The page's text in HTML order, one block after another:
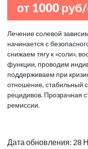
от 1000
Лечение солевой
начинается с
снижаем тягу к «соли»,
функции, проводим
поддерживаем при
отношение, стабильный
рецидивов. Прозрачная
ремиссии.
Дата обновления: 28